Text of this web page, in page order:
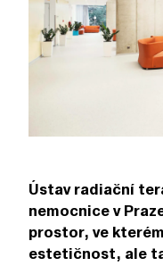
Ústav radiační
nemocnice v
prostor, ve
estetičnost, ale